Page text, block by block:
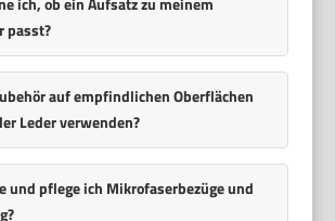
passt?
auf empfindlichen Oberflächen
Leder verwenden?
und pflege ich Mikrofaserbezüge und